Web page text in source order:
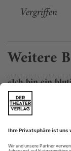
Vergriffen
Weitere
«Ich bin ein
Andreas Dresen
die filmische
Herr Dresen,